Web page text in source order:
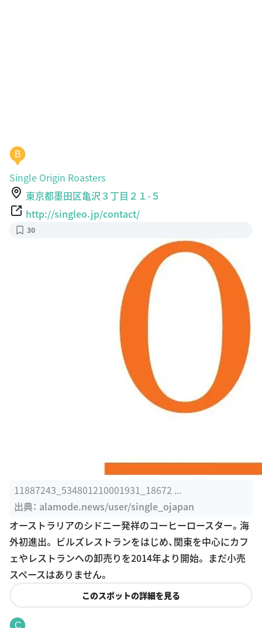
Single Origin Roasters
東京都墨田区亀沢３丁目２１-５
http://singleo.jp/contact/
30
11887243_534801210001931_18672 ...
出典：alamode.news/user/single_ojapan
オーストラリアのシドニー発祥のコーヒーロースター。海
外初進出。 ビルズレストランをはじめ、関東を中心にカフ
ェやレストランへの卸売りを2014年より開始。 まだ小売
スペースはありません。
このスポットの詳細を見る